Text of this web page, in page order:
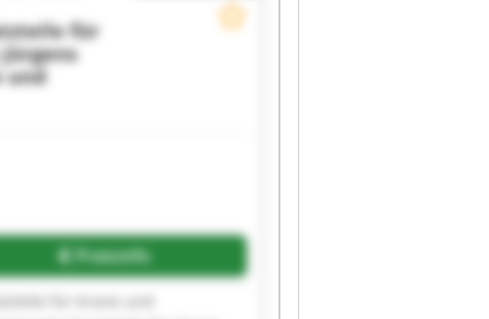
für Krane und
Ersatzteile für Krane
für
Preisinfo
für Krane und